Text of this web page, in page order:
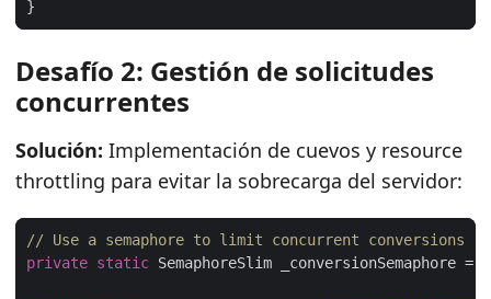
Desafío 2: Gestión de solicitudes
concurrentes
Solución: Implementación de cuevos y resource
throttling para evitar la sobrecarga del servidor:
// Use a semaphore to limit concurrent conversions
private static SemaphoreSlim _conversionSemaphore =